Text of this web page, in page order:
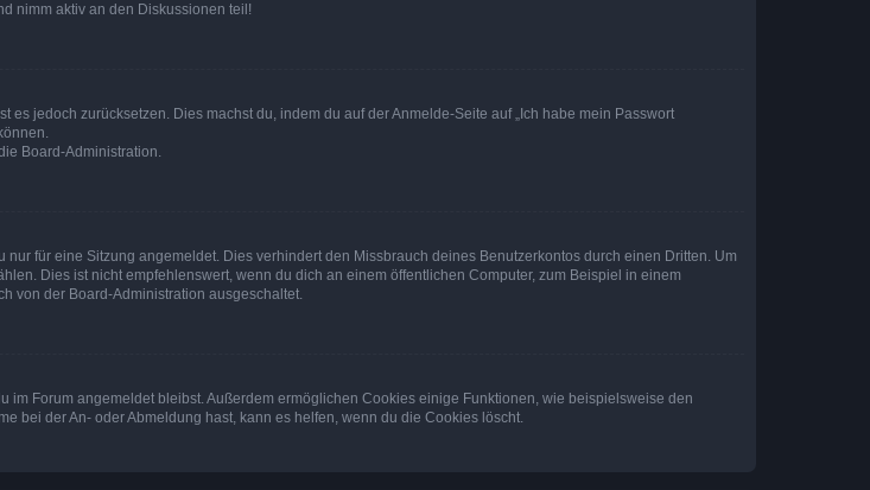
nimm aktiv an den Diskussionen teil!
jedoch zurücksetzen. Dies machst du, indem du auf der Anmelde-Seite auf „Ich habe mein Passwort
Board-Administration.
für eine Sitzung angemeldet. Dies verhindert den Missbrauch deines Benutzerkontos durch einen Dritten. Um
Dies ist nicht empfehlenswert, wenn du dich an einem öffentlichen Computer, zum Beispiel in einem
von der Board-Administration ausgeschaltet.
im Forum angemeldet bleibst. Außerdem ermöglichen Cookies einige Funktionen, wie beispielsweise den
bei der An- oder Abmeldung hast, kann es helfen, wenn du die Cookies löscht.